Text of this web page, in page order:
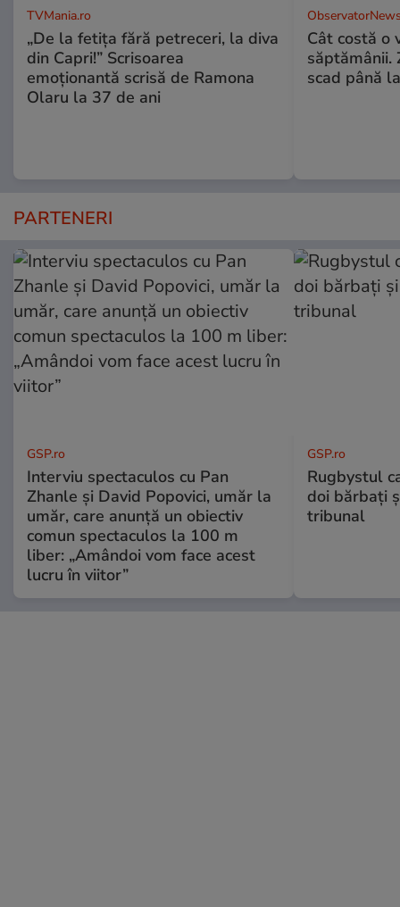
TVMania.ro
„De la fetița fără petreceri, la diva
din Capri!” Scrisoarea
emoționantă scrisă de Ramona
Olaru la 37 de ani
Cât costă o
săptămânii.
scad până
PARTENERI
GSP.ro
Interviu spectaculos cu Pan
Zhanle și David Popovici, umăr la
umăr, care anunță un obiectiv
comun spectaculos la 100 m
liber: „Amândoi vom face acest
lucru în viitor”
GSP.ro
Rugbystul
doi bărbați
tribunal